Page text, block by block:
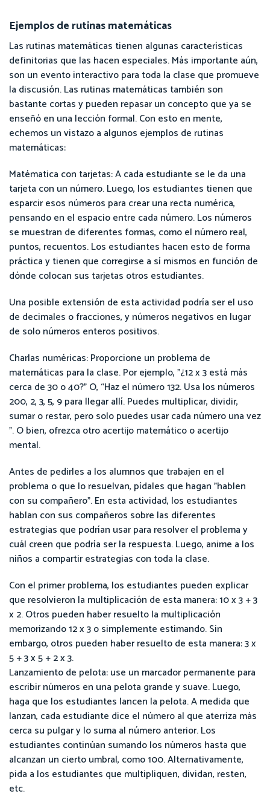
Ejemplos de rutinas matemáticas
Las rutinas matemáticas tienen algunas características
definitorias que las hacen especiales. Más importante aún,
son un evento interactivo para toda la clase que promueve
la discusión. Las rutinas matemáticas también son
bastante cortas y pueden repasar un concepto que ya se
enseñó en una lección formal. Con esto en mente,
echemos un vistazo a algunos ejemplos de rutinas
matemáticas:
Matématica con tarjetas: A cada estudiante se le da una
tarjeta con un número. Luego, los estudiantes tienen que
esparcir esos números para crear una recta numérica,
pensando en el espacio entre cada número. Los números
se muestran de diferentes formas, como el número real,
puntos, recuentos. Los estudiantes hacen esto de forma
práctica y tienen que corregirse a sí mismos en función de
dónde colocan sus tarjetas otros estudiantes.
Una posible extensión de esta actividad podría ser el uso
de decimales o fracciones, y números negativos en lugar
de solo números enteros positivos.
Charlas numéricas: Proporcione un problema de
matemáticas para la clase. Por ejemplo, "¿12 x 3 está más
cerca de 30 o 40?" O, “Haz el número 132. Usa los números
200, 2, 3, 5, 9 para llegar allí. Puedes multiplicar, dividir,
sumar o restar, pero solo puedes usar cada número una vez
". O bien, ofrezca otro acertijo matemático o acertijo
mental.
Antes de pedirles a los alumnos que trabajen en el
problema o que lo resuelvan, pídales que hagan "hablen
con su compañero". En esta actividad, los estudiantes
hablan con sus compañeros sobre las diferentes
estrategias que podrían usar para resolver el problema y
cuál creen que podría ser la respuesta. Luego, anime a los
niños a compartir estrategias con toda la clase.
Con el primer problema, los estudiantes pueden explicar
que resolvieron la multiplicación de esta manera: 10 x 3 + 3
x 2. Otros pueden haber resuelto la multiplicación
memorizando 12 x 3 o simplemente estimando. Sin
embargo, otros pueden haber resuelto de esta manera: 3 x
5 + 3 x 5 + 2 x 3.
Lanzamiento de pelota: use un marcador permanente para
escribir números en una pelota grande y suave. Luego,
haga que los estudiantes lancen la pelota. A medida que
lanzan, cada estudiante dice el número al que aterriza más
cerca su pulgar y lo suma al número anterior. Los
estudiantes continúan sumando los números hasta que
alcanzan un cierto umbral, como 100. Alternativamente,
pida a los estudiantes que multipliquen, dividan, resten,
etc.